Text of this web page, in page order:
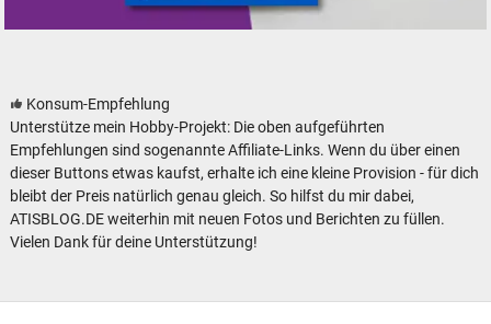
Konsum-Empfehlung
Unterstütze mein Hobby-Projekt: Die oben aufgeführten
Empfehlungen sind sogenannte Affiliate-Links. Wenn du über einen
dieser Buttons etwas kaufst, erhalte ich eine kleine Provision - für dich
bleibt der Preis natürlich genau gleich. So hilfst du mir dabei,
ATISBLOG.DE weiterhin mit neuen Fotos und Berichten zu füllen.
Vielen Dank für deine Unterstützung!